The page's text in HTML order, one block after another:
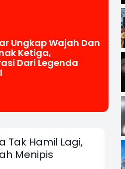
Ungkap Wajah Dan
Ketiga,
Dari Legenda
Tak Hamil Lagi,
Menipis